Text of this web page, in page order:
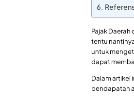
Pajak
tentu
untuk
dapat
Dalam artikel
pendapatan